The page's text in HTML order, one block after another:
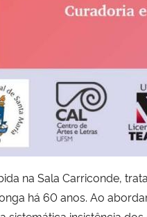
na Sala Carriconde,
há 60 anos. Ao